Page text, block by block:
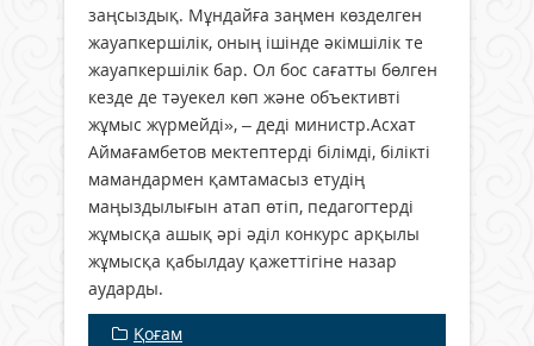
заңсыздық. Мұндайға заңмен көзделген
жауапкершілік, оның ішінде әкімшілік те
жауапкершілік бар. Ол бос сағатты бөлген
кезде де тәуекел көп және объективті
жұмыс жүрмейді», – деді министр.Асхат
Аймағамбетов мектептерді білімді, білікті
мамандармен қамтамасыз етудің
маңыздылығын атап өтіп, педагогтерді
жұмысқа ашық әрі әділ конкурс арқылы
жұмысқа қабылдау қажеттігіне назар
аударды.
Қоғам